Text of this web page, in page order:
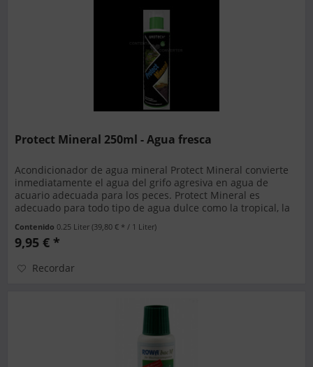
Protect Mineral 250ml - Agua fresca
Acondicionador de agua mineral Protect Mineral convierte
inmediatamente el agua del grifo agresiva en agua de
acuario adecuada para los peces. Protect Mineral es
adecuado para todo tipo de agua dulce como la tropical, la
Contenido 0.25 Liter(39,80 € * / 1 Liter)
9,95 € *
Recordar